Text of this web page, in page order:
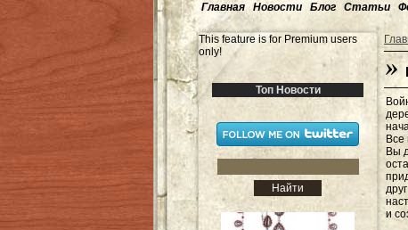
Главная Новости Блог Статьи
This feature is for Premium users
only!
Топ Новости
Все
Вы
и